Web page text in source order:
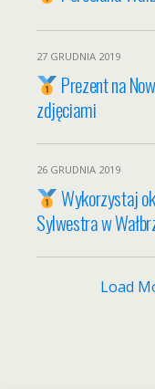
27 GRUDNIA 2019
Prezent na
zdjęciami
26 GRUDNIA 2019
Wykorzystaj
Sylwestra w
Load